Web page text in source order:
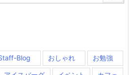
Blog おしゃれ お勉強